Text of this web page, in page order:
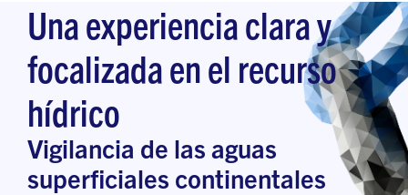
Una experiencia clara y
focalizada en el recurso
hídrico
Vigilancia de las aguas
superficiales continentales